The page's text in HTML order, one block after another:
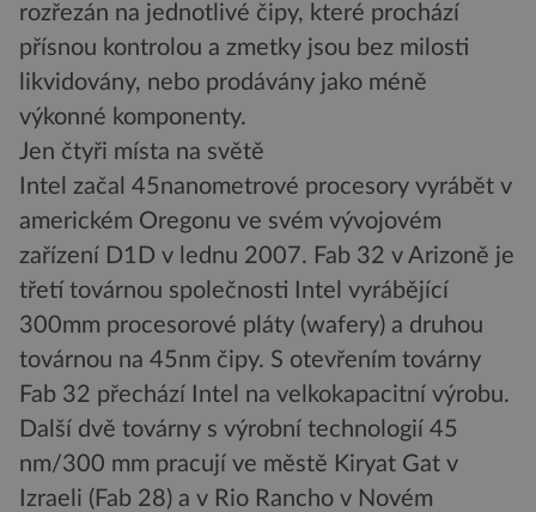
rozřezán na jednotlivé čipy, které prochází
přísnou kontrolou a zmetky jsou bez milosti
likvidovány, nebo prodávány jako méně
výkonné komponenty.
Jen čtyři místa na světě
Intel začal 45nanometrové procesory vyrábět v
americkém Oregonu ve svém vývojovém
zařízení D1D v lednu 2007. Fab 32 v Arizoně je
třetí továrnou společnosti Intel vyrábějící
300mm procesorové pláty (wafery) a druhou
továrnou na 45nm čipy. S otevřením továrny
Fab 32 přechází Intel na velkokapacitní výrobu.
Další dvě továrny s výrobní technologií 45
nm/300 mm pracují ve městě Kiryat Gat v
Izraeli (Fab 28) a v Rio Rancho v Novém